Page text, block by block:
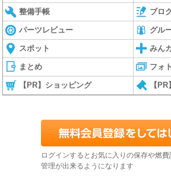
整備手帳 ブロ
パーツレビュー グル
スポット みん
まとめ フォト
【PR】ショッピング 【
ログインするとお気に入りの保存や燃
管理が出来るようになります